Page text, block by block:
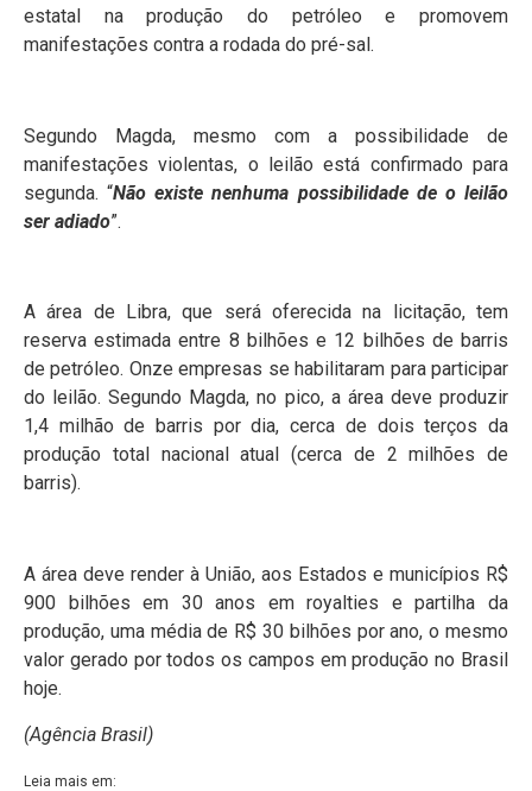
estatal na produção do petróleo e promovem
manifestações contra a rodada do pré-sal.
Segundo Magda, mesmo com a possibilidade de
manifestações violentas, o leilão está confirmado para
segunda. “Não existe nenhuma possibilidade de o leilão
ser adiado”.
A área de Libra, que será oferecida na licitação, tem
reserva estimada entre 8 bilhões e 12 bilhões de barris
de petróleo. Onze empresas se habilitaram para participar
do leilão. Segundo Magda, no pico, a área deve produzir
1,4 milhão de barris por dia, cerca de dois terços da
produção total nacional atual (cerca de 2 milhões de
barris).
A área deve render à União, aos Estados e municípios R$
900 bilhões em 30 anos em royalties e partilha da
produção, uma média de R$ 30 bilhões por ano, o mesmo
valor gerado por todos os campos em produção no Brasil
hoje.
(Agência Brasil)
Leia mais em: